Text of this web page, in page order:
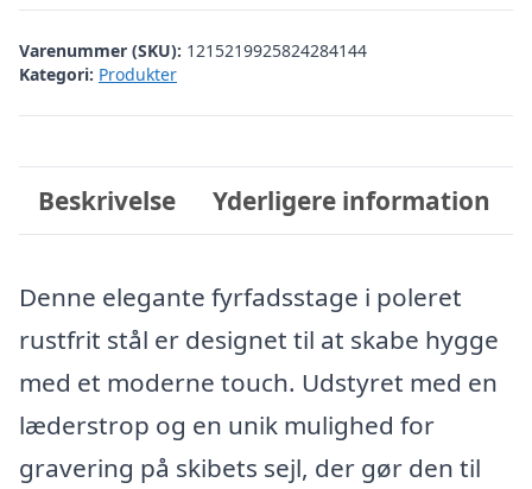
Varenummer (SKU): 1215219925824284144
Kategori: Produkter
Beskrivelse Yderligere information
Denne elegante fyrfadsstage i poleret
rustfrit stål er designet til at skabe hygge
med et moderne touch. Udstyret med en
læderstrop og en unik mulighed for
gravering på skibets sejl, der gør den til